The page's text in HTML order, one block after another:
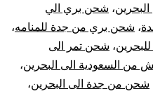
|
نقل
عفش
، شحن بري الي
، شحن بري من جدة للمنامه،
، شحن تمر الى
السعودية الى البحرين،
شحن من جدة الى البحرين،